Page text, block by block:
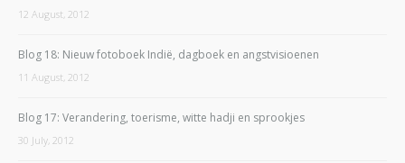
12 August, 2012
Blog 18: Nieuw fotoboek Indië, dagboek en angstvisioenen
11 August, 2012
Blog 17: Verandering, toerisme, witte hadji en sprookjes
30 July, 2012